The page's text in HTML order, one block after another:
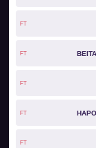
FT
FT
FT
FT
FT